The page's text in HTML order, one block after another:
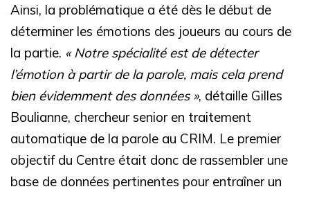
Ainsi, la problématique a été dès le début de
déterminer les émotions des joueurs au cours de
la partie. « Notre spécialité est de détecter
l’émotion à partir de la parole, mais cela prend
bien évidemment des données », détaille Gilles
Boulianne, chercheur senior en traitement
automatique de la parole au CRIM. Le premier
objectif du Centre était donc de rassembler une
base de données pertinentes pour entraîner un